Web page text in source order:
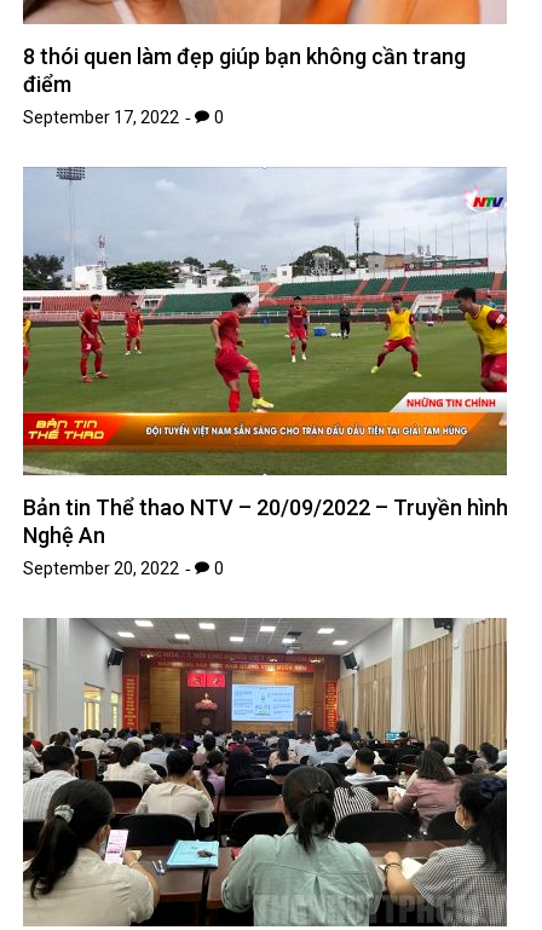
8 thói quen làm đẹp giúp bạn không cần trang
điểm
September 17, 2022 0
Bản tin Thể thao NTV – 20/09/2022 – Truyền hình
Nghệ An
September 20, 2022 0